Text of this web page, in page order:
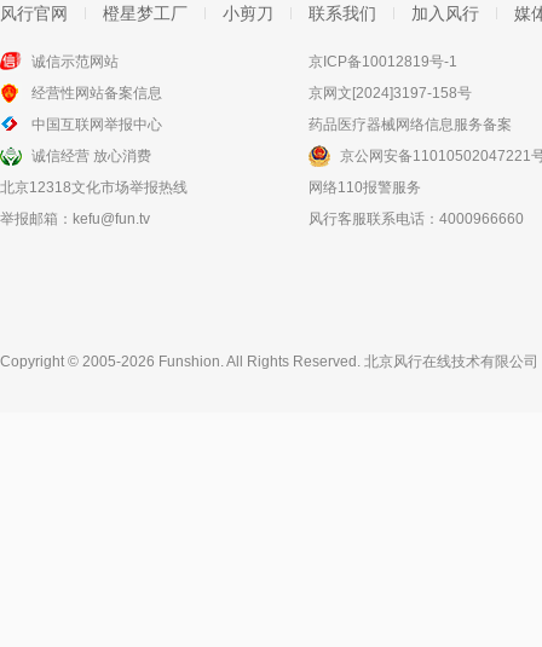
风行官网 橙星梦工厂 小剪刀 联系我们 加入风行 媒
诚信示范网站
经营性网站备案信息
中国互联网举报中心
诚信经营 放心消费
北京12318文化市场举报热线
举报邮箱： kefu@fun.tv
京ICP备10012819号-1
京网文[2024]3197-158号
药品医疗器械网络信息服务备案
京公网安备11010502047221
网络110报警服务
风行客服联系电话：4000966660
Copyright © 2005-2026 Funshion. All Rights Reserved. 北京风行在线技术有限公司